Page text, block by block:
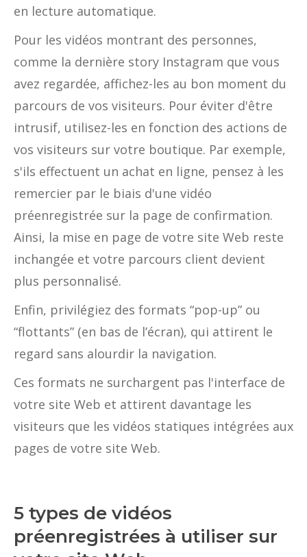
en lecture automatique.
Pour les vidéos montrant des personnes,
comme la dernière story Instagram que vous
avez regardée, affichez-les au bon moment du
parcours de vos visiteurs. Pour éviter d'être
intrusif, utilisez-les en fonction des actions de
vos visiteurs sur votre boutique. Par exemple,
s'ils effectuent un achat en ligne, pensez à les
remercier par le biais d'une vidéo
préenregistrée sur la page de confirmation.
Ainsi, la mise en page de votre site Web reste
inchangée et votre parcours client devient
plus personnalisé.
Enfin, privilégiez des formats “pop-up” ou
“flottants” (en bas de l’écran), qui attirent le
regard sans alourdir la navigation.
Ces formats ne surchargent pas l'interface de
votre site Web et attirent davantage les
visiteurs que les vidéos statiques intégrées aux
pages de votre site Web.
5 types de vidéos
préenregistrées à utiliser sur